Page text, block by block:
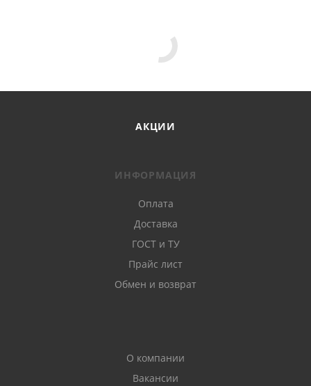
АКЦИИ
ИНФОРМАЦИЯ
Оплата
Доставка
ГОСТ и ТУ
Прайс лист
Обмен и возврат
О компании
Вакансии